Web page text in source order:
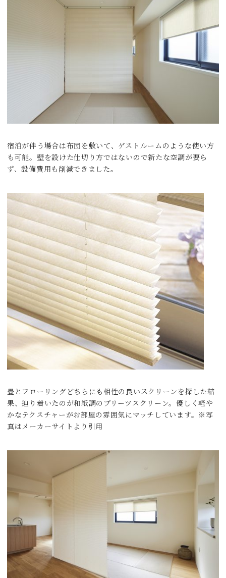
宿泊が伴う場合は布団を敷いて、ゲストルームのような使い方
も可能。壁を設けた仕切り方ではないので新たな空調が要ら
ず、設備費用も削減できました。
畳とフローリングどちらにも相性の良いスクリーンを探した結
果、辿り着いたのが和紙調のプリーツスクリーン。優しく軽や
かなテクスチャーがお部屋の雰囲気にマッチしています。※写
真はメーカーサイトより引用